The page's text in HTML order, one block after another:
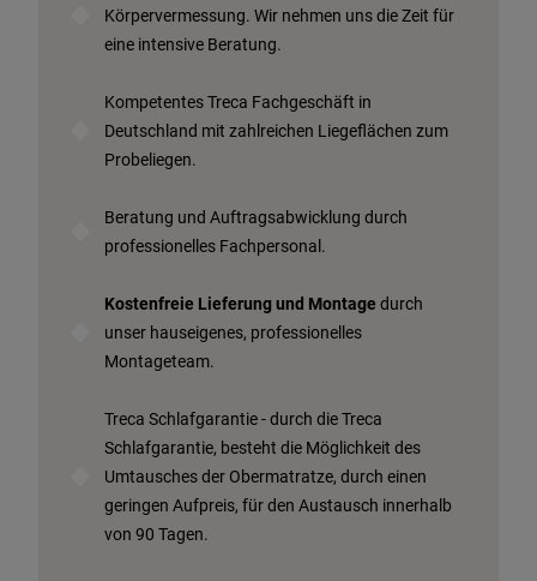
Körpervermessung. Wir nehmen uns die Zeit für
eine intensive Beratung.
Kompetentes Treca Fachgeschäft in
Deutschland mit zahlreichen Liegeflächen zum
Probeliegen.
Beratung und Auftragsabwicklung durch
professionelles Fachpersonal.
Kostenfreie Lieferung und Montage durch
unser hauseigenes, professionelles
Montageteam.
Treca Schlafgarantie - durch die Treca
Schlafgarantie, besteht die Möglichkeit des
Umtausches der Obermatratze, durch einen
geringen Aufpreis, für den Austausch innerhalb
von 90 Tagen.